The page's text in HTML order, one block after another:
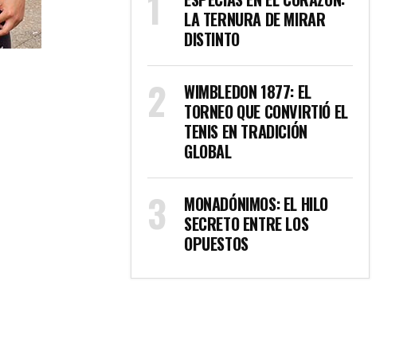
LA TERNURA DE MIRAR
DISTINTO
WIMBLEDON 1877: EL
TORNEO QUE CONVIRTIÓ EL
TENIS EN TRADICIÓN
GLOBAL
MONADÓNIMOS: EL HILO
SECRETO ENTRE LOS
OPUESTOS